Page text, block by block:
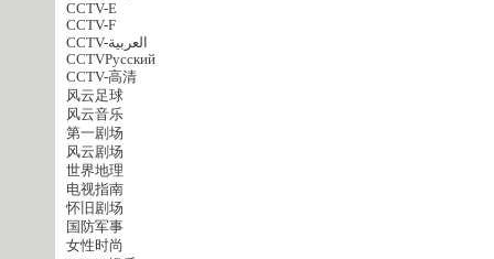
CCTV-E
CCTV-F
CCTV-العربية
CCTVPусский
CCTV-高清
风云足球
风云音乐
第一剧场
风云剧场
世界地理
电视指南
怀旧剧场
国防军事
女性时尚